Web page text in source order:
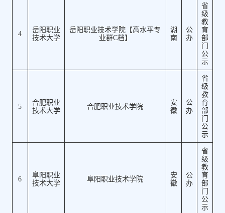
4
岳阳职业
技术大学
岳阳职业技术学院【高水平专
业群C档】
湖
南
公
办
省
级
教
育
部
门
公
示
5
合肥职业
技术大学
合肥职业技术学院
安
徽
公
办
省
级
教
育
部
门
公
示
6
阜阳职业
技术大学
阜阳职业技术学院
安
徽
公
办
省
级
教
育
部
门
公
示